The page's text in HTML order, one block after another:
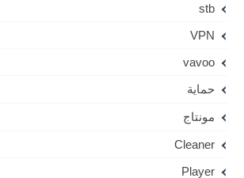
stb
VPN
vavoo
حماية
مونتاج
Cleaner
Player